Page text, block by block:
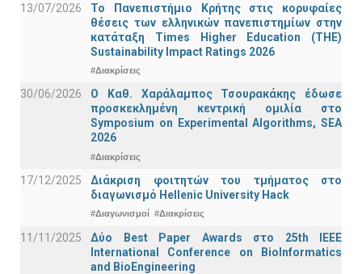
13/07/2026
Το Πανεπιστήμιο Κρήτης στις κορυφαίες
θέσεις των ελληνικών πανεπιστημίων στην
κατάταξη Times Higher Education (ΤΗΕ)
Sustainability Impact Ratings 2026
#Διακρίσεις
30/06/2026
Ο Καθ. Χαράλαμπος Τσουρακάκης έδωσε
προσκεκλημένη κεντρική ομιλία στο
Symposium on Experimental Algorithms, SEA
2026
#Διακρίσεις
17/12/2025
Διάκριση φοιτητών του τμήματος στο
διαγωνισμό Hellenic University Hack
#Διαγωνισμοί #Διακρίσεις
11/11/2025
Δύο Best Paper Awards στο 25th IEEE
International Conference on BioInformatics
and BioEngineering